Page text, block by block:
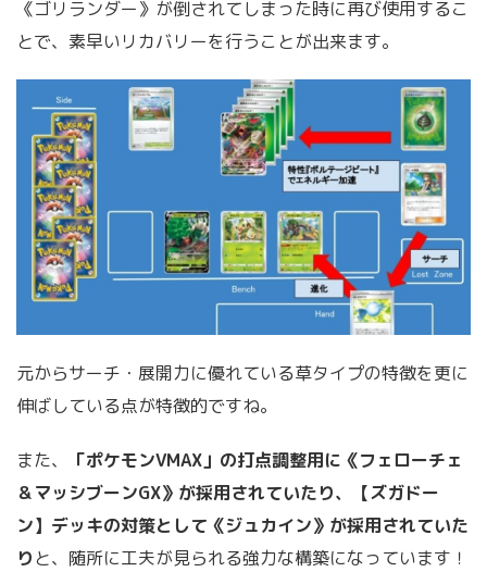
《ゴリランダー》が倒されてしまった時に再び使用するこ
とで、素早いリカバリーを行うことが出来ます。
元からサーチ・展開力に優れている草タイプの特徴を更に
伸ばしている点が特徴的ですね。
また、
「ポケモンVMAX」の打点調整用に《フェローチェ
＆マッシブーンGX》が採用されていたり、【ズガドー
ン】デッキの対策として《ジュカイン》が採用されていた
りと、随所に工夫が見られる強力な構築になっています！